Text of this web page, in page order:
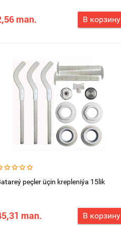
man. В корзину
peçler üçin krepleniýa 15lik
man. В корзину